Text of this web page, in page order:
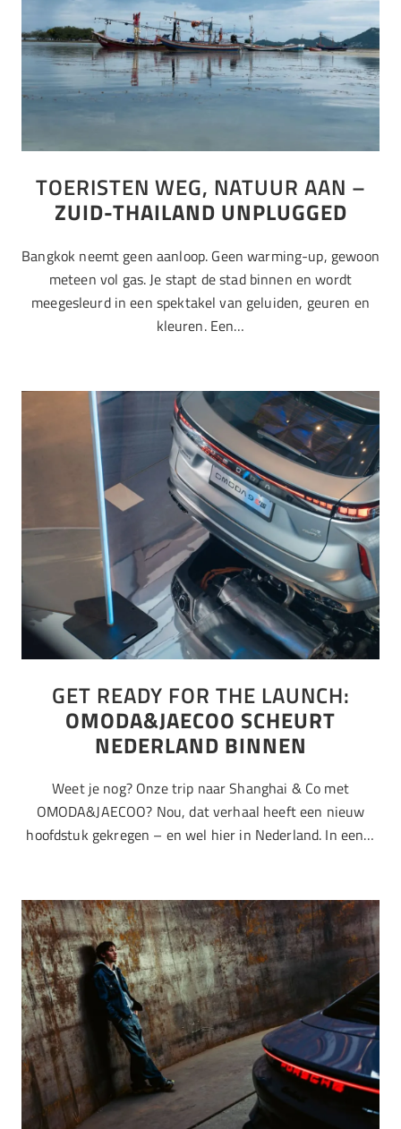
TOERISTEN WEG, NATUUR AAN –
ZUID-THAILAND UNPLUGGED
Bangkok neemt geen aanloop. Geen warming-up, gewoon
meteen vol gas. Je stapt de stad binnen en wordt
meegesleurd in een spektakel van geluiden, geuren en
kleuren. Een…
GET READY FOR THE LAUNCH:
OMODA&JAECOO SCHEURT
NEDERLAND BINNEN
Weet je nog? Onze trip naar Shanghai & Co met
OMODA&JAECOO? Nou, dat verhaal heeft een nieuw
hoofdstuk gekregen – en wel hier in Nederland. In een…